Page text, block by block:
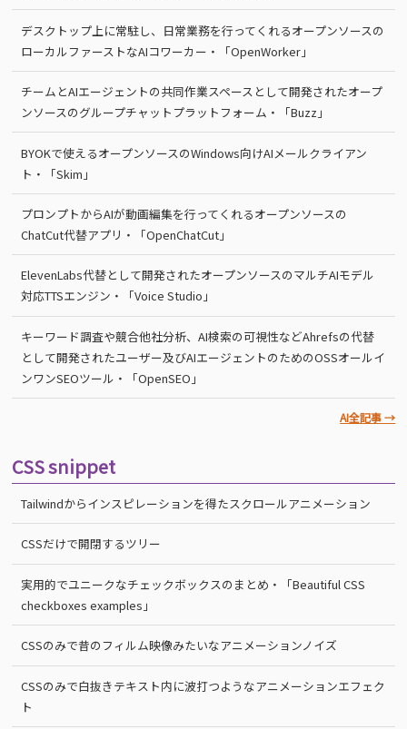
デスクトップ上に常駐し、日常業務を行ってくれるオープンソースの
ローカルファーストなAIコワーカー・「OpenWorker」
チームとAIエージェントの共同作業スペースとして開発されたオープ
ンソースのグループチャットプラットフォーム・「Buzz」
BYOKで使えるオープンソースのWindows向けAIメールクライアン
ト・「Skim」
プロンプトからAIが動画編集を行ってくれるオープンソースの
ChatCut代替アプリ・「OpenChatCut」
ElevenLabs代替として開発されたオープンソースのマルチAIモデル
対応TTSエンジン・「Voice Studio」
キーワード調査や競合他社分析、AI検索の可視性などAhrefsの代替
として開発されたユーザー及びAIエージェントのためのOSSオールイ
ンワンSEOツール・「OpenSEO」
AI全記事 →
CSS snippet
Tailwindからインスピレーションを得たスクロールアニメーション
CSSだけで開閉するツリー
実用的でユニークなチェックボックスのまとめ・「Beautiful CSS
checkboxes examples」
CSSのみで昔のフィルム映像みたいなアニメーションノイズ
CSSのみで白抜きテキスト内に波打つようなアニメーションエフェク
ト